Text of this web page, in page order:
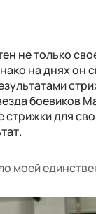
не только
на днях
боевиков
для
моей